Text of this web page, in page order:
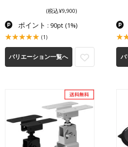
(税込¥9,900)
ポイント : 90pt (1%)
(1)
バリエーション一覧へ バ